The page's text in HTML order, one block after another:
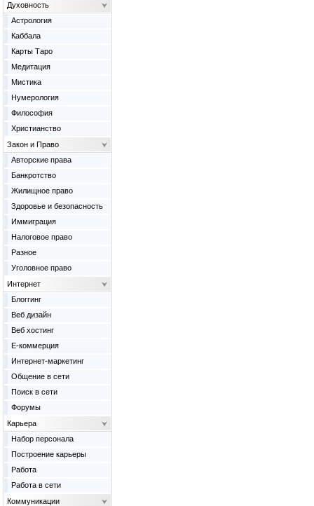
Духовность
Астрология
Каббала
Карты Таро
Медитация
Мистика
Нумерология
Философия
Христианство
Закон и Право
Авторские права
Банкротство
Жилищное право
Здоровье и безопасность
Иммиграция
Налоговое право
Разное
Уголовное право
Интернет
Блоггинг
Веб дизайн
Веб хостинг
Е-коммерция
Интернет-маркетинг
Общение в сети
Поиск в сети
Форумы
Карьера
Набор персонала
Построение карьеры
Работа
Работа в сети
Коммуникации